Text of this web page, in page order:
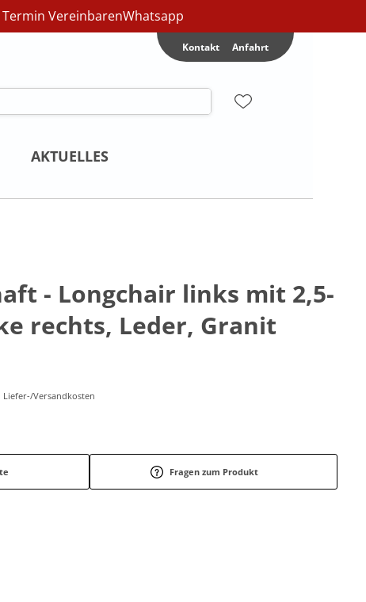
Termin VereinbarenWhatsapp
Kontakt Anfahrt
AKTUELLES
- Longchair links mit 2,5-
rechts, Leder, Granit
Liefer-/Versandkosten
Fragen zum Produkt